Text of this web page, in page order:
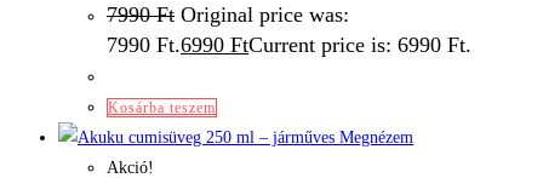
7990Ft Original price was:
7990 Ft.6990 FtCurrent price is: 6990 Ft.
Kosárba teszem
Megnézem
Akció!